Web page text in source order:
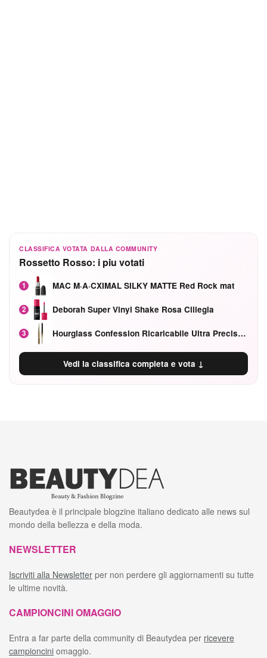
CLASSIFICA VOTATA DALLA COMMUNITY
Rossetto Rosso: i piu votati
1 MAC M·A·CXIMAL SILKY MATTE Red Rock mat
2 Deborah Super Vinyl Shake Rosa Ciliegia
3 Hourglass Confession Ricaricabile Ultra Preciso Ad Alta Intensità Secretly Classic Red
Vedi la classifica completa e vota ↓
Beautydea è il principale blogzine italiano dedicato alle news sul
mondo della bellezza e della moda.
NEWSLETTER
Iscriviti alla Newsletter per non perdere gli aggiornamenti su tutte
le ultime novità.
CAMPIONCINI OMAGGIO
Entra a far parte della community di Beautydea per ricevere
campioncini omaggio.